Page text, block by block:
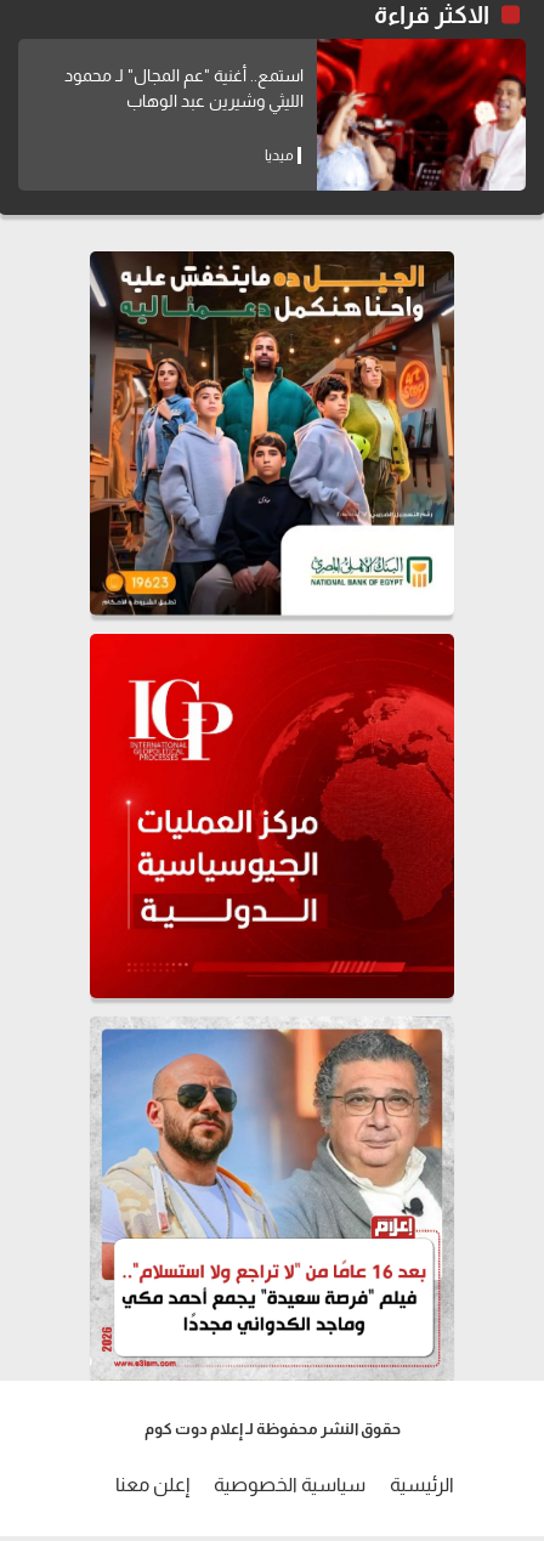
الاكثر قراءة
استمع.. أغنية "عم المجال" لـ محمود
الليثي وشيرين عبد الوهاب
ميديا
حقوق النشر محفوظة لـ إعلام دوت كوم
الرئيسية سياسية الخصوصية إعلن معنا